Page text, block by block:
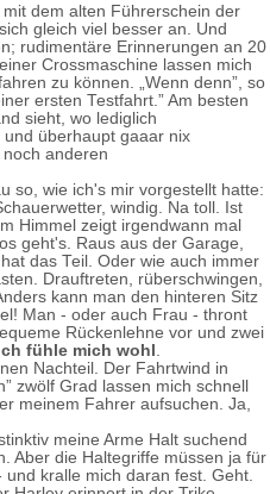
dem alten Führerschein der
gleich viel besser an. Und
rudimentäre Erinnerungen an 20
Crossmaschine lassen mich
zu können. „Wenn denn”, so
ersten Testfahrt.” Am besten
sieht, wo lediglich
überhaupt gaaar nix
anderen
so, wie ich's mir vorgestellt hatte:
windig. Na toll. Ist
Himmel zeigt irgendwann mal
geht's. Raus aus der Garage,
das Teil. Oder wie auch immer
Drauftreten, rüberschwingen,
kann man den hinteren Sitz
Man - oder auch Frau - thront
Rückenlehne vor und zwei
fühle mich wohl
Nachteil. Der Fahrtwind in
zwölf Grad lassen mich schnell
meinem Fahrer aufsuchen. Ja,
meine Arme Halt suchend
Aber die Haltegriffe müssen ja für
kralle mich daran fest. Geht.